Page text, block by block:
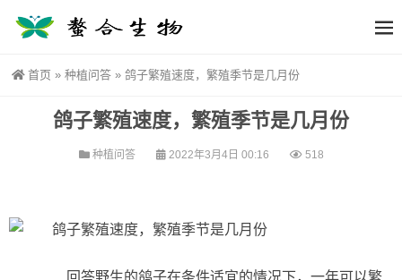
首页 » 种植问答 » 鸽子繁殖速度，繁殖季节是几月份
鸽子繁殖速度，繁殖季节是几月份
种植问答 2022年3月4日 00:16 518
回答野生的鸽子在条件适宜的情况下，一年可以繁